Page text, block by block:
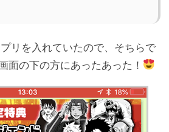
リを入れていたので、そちらで
面の下の方にあったあった！